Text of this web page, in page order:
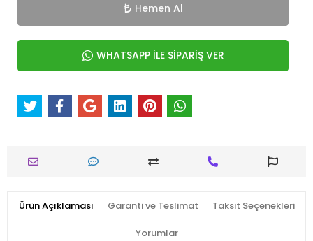
Hemen Al
WHATSAPP İLE SİPARİŞ VER
Ürün Açıklaması Garanti ve Teslimat Taksit Seçenekleri
Yorumlar